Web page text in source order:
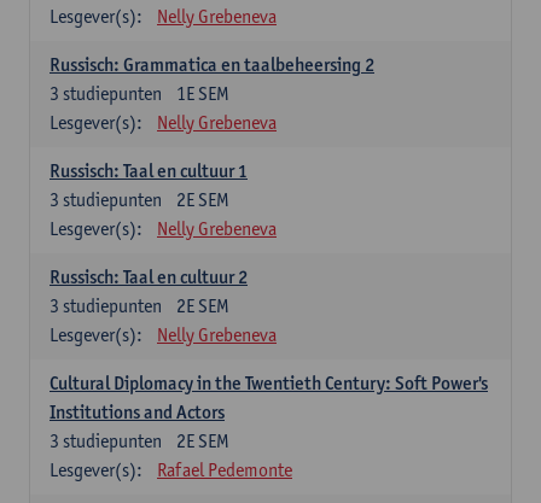
Lesgever(s):
Nelly Grebeneva
Russisch: Grammatica en taalbeheersing 2
1E SEM
3 studiepunten
Lesgever(s):
Nelly Grebeneva
Russisch: Taal en cultuur 1
2E SEM
3 studiepunten
Lesgever(s):
Nelly Grebeneva
Russisch: Taal en cultuur 2
2E SEM
3 studiepunten
Lesgever(s):
Nelly Grebeneva
Cultural Diplomacy in the Twentieth Century: Soft Power's
Institutions and Actors
2E SEM
3 studiepunten
Lesgever(s):
Rafael Pedemonte